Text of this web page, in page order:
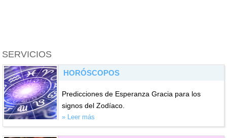
SERVICIOS
HORÓSCOPOS
Predicciones de Esperanza Gracia para los
signos del Zodíaco.
» Leer más